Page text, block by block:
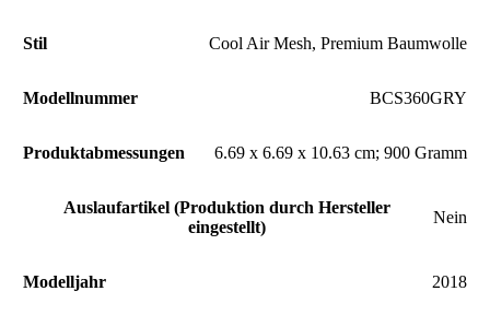
Stil ‎ Cool Air Mesh, Premium Baumwolle
Modellnummer ‎BCS360GRY
Produktabmessungen ‎6.69 x 6.69 x 10.63 cm; 900 Gramm
Auslaufartikel (Produktion durch Hersteller
eingestellt)
‎Nein
Modelljahr ‎2018